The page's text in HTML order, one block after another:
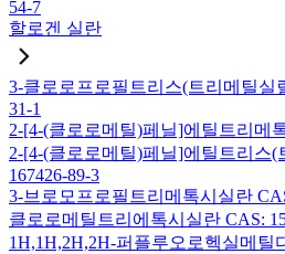
54-7
할로겐 실란
3-클로로프로필트리스(트리메틸실
31-1
2-[4-(클로로메틸)페닐]에틸트리메
2-[4-(클로로메틸)페닐]에틸트리스(
167426-89-3
3-브로모프로필트리메톡시실란
클로로메틸트리에톡시실란 CAS:
1H,1H,2H,2H-퍼플루오로헥실메틸